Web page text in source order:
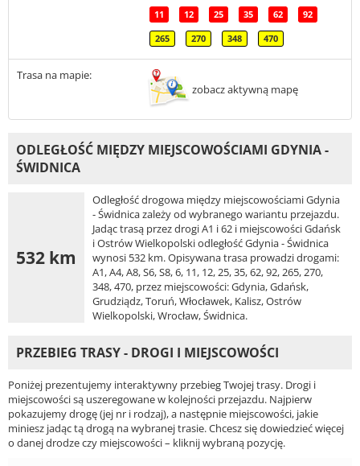
11 12 25 35 62 92
265 270 348 470
Trasa na mapie:
zobacz aktywną mapę
ODLEGŁOŚĆ MIĘDZY MIEJSCOWOŚCIAMI GDYNIA -
ŚWIDNICA
532 km
Odległość drogowa między miejscowościami Gdynia
- Świdnica zależy od wybranego wariantu przejazdu.
Jadąc trasą przez drogi A1 i 62 i miejscowości Gdańsk
i Ostrów Wielkopolski odległość Gdynia - Świdnica
wynosi 532 km. Opisywana trasa prowadzi drogami:
A1, A4, A8, S6, S8, 6, 11, 12, 25, 35, 62, 92, 265, 270,
348, 470, przez miejscowości: Gdynia, Gdańsk,
Grudziądz, Toruń, Włocławek, Kalisz, Ostrów
Wielkopolski, Wrocław, Świdnica.
PRZEBIEG TRASY - DROGI I MIEJSCOWOŚCI
Poniżej prezentujemy interaktywny przebieg Twojej trasy. Drogi i
miejscowości są uszeregowane w kolejności przejazdu. Najpierw
pokazujemy drogę (jej nr i rodzaj), a następnie miejscowości, jakie
miniesz jadąc tą drogą na wybranej trasie. Chcesz się dowiedzieć więcej
o danej drodze czy miejscowości – kliknij wybraną pozycję.